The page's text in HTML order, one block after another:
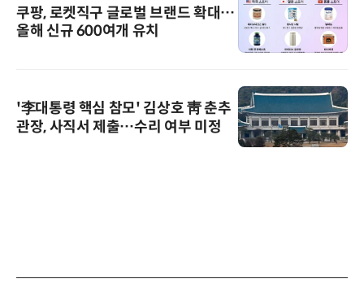
쿠팡, 로켓직구 글로벌 브랜드 확대…
올해 신규 600여개 유치
'李대통령 핵심 참모' 김상호 靑 춘추
관장, 사직서 제출…수리 여부 미정